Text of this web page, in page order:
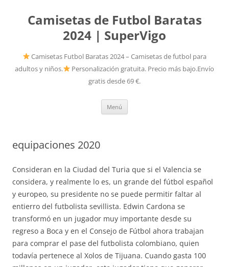
Camisetas de Futbol Baratas
2024 | SuperVigo
Camisetas Futbol Baratas 2024 – Camisetas de futbol para
adultos y niños.
Personalización gratuita. Precio más bajo.Envío
gratis desde 69 €.
Menú
equipaciones 2020
Consideran en la Ciudad del Turia que si el Valencia se
considera, y realmente lo es, un grande del fútbol español
y europeo, su presidente no se puede permitir faltar al
entierro del futbolista sevillista. Edwin Cardona se
transformó en un jugador muy importante desde su
regreso a Boca y en el Consejo de Fútbol ahora trabajan
para comprar el pase del futbolista colombiano, quien
todavía pertenece al Xolos de Tijuana. Cuando gasta 100